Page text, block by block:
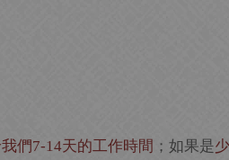
們7-14天的工作時間 ；如果是